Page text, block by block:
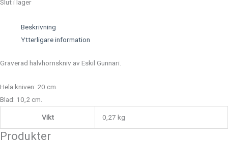
Slut i lager
Beskrivning
Ytterligare information
Graverad halvhornskniv av Eskil Gunnari.
Hela kniven: 20 cm.
Blad: 10,2 cm.
Vikt 0,27 kg
Produkter